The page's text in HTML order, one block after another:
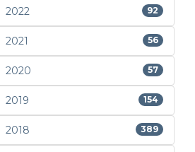
2022 92
2021 56
2020 57
2019 154
2018 389